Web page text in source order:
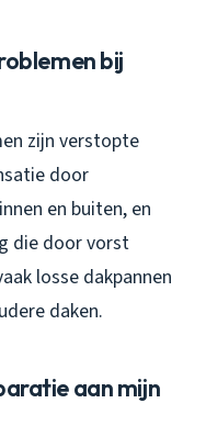
bij
zijn verstopte
door
en buiten, en
die door vorst
losse dakpannen
daken.
aan mijn